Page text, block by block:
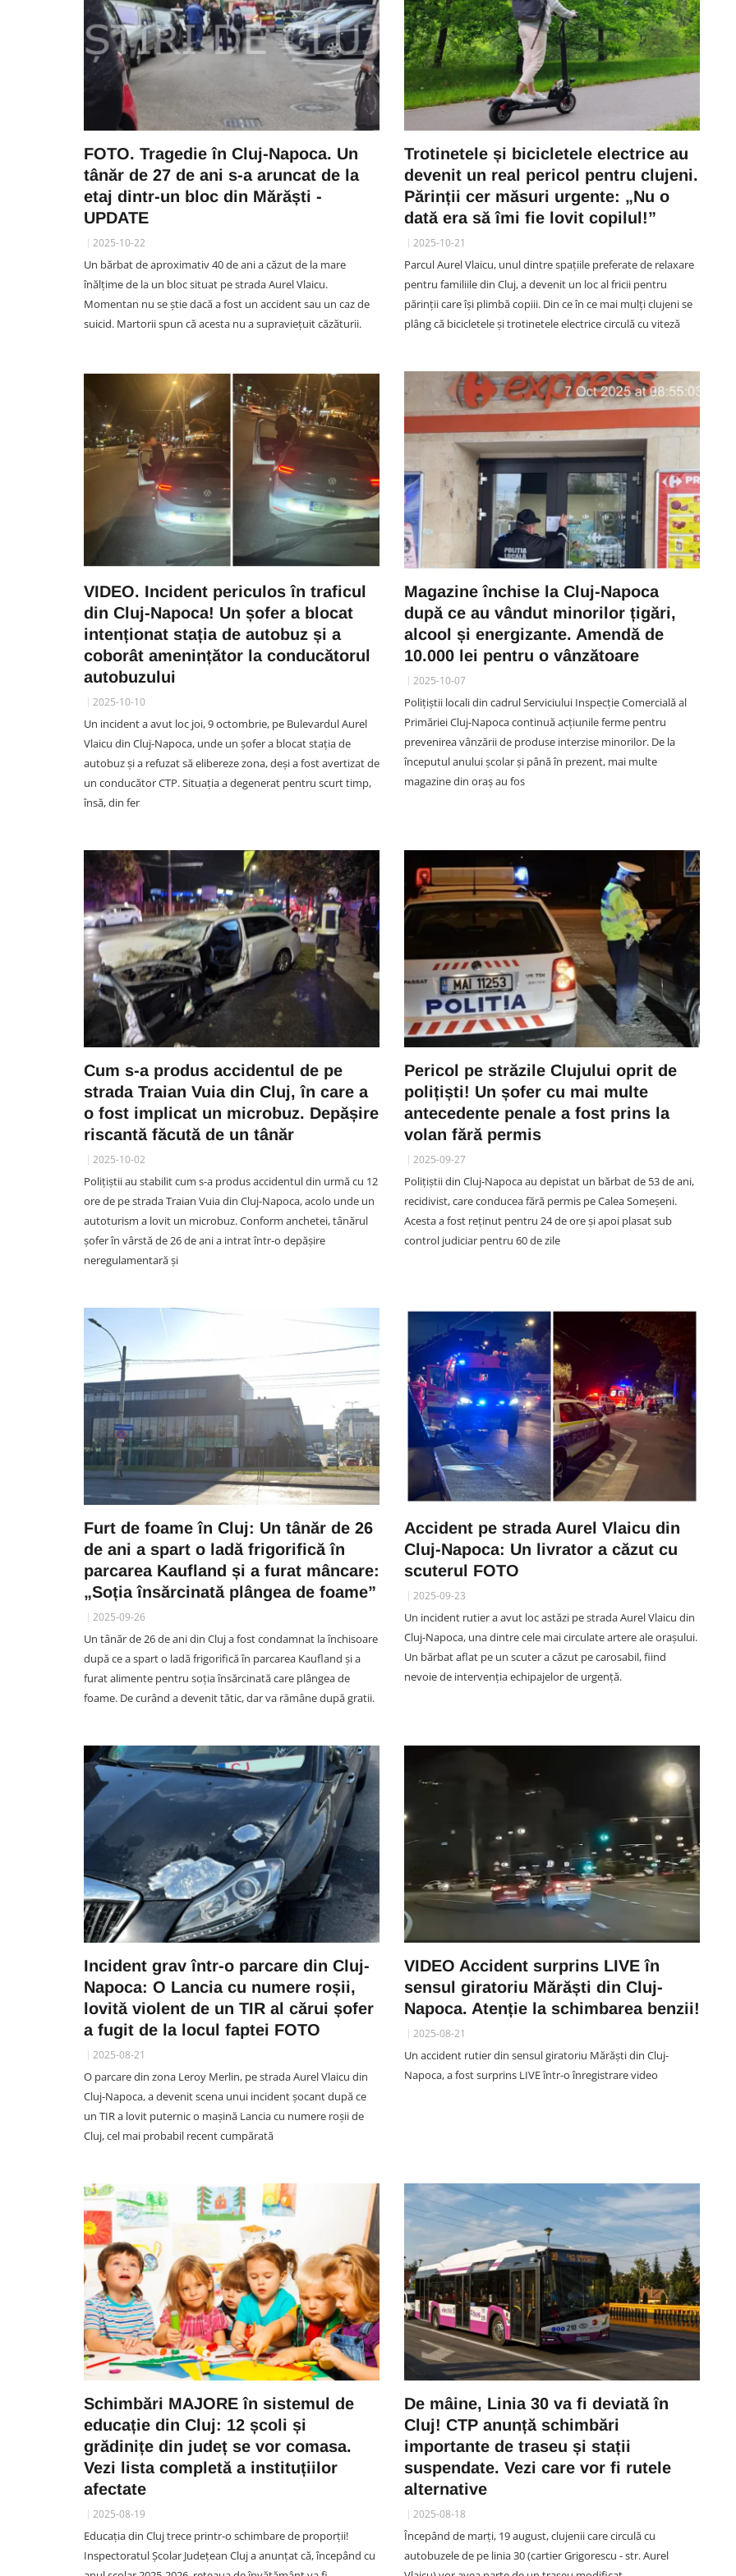
FOTO. Tragedie în Cluj-Napoca. Un
tânăr de 27 de ani s-a aruncat de la
etaj dintr-un bloc din Mărăști -
UPDATE
2025-10-22
Un bărbat de aproximativ 40 de ani a căzut de la mare
înălțime de la un bloc situat pe strada Aurel Vlaicu.
Momentan nu se știe dacă a fost un accident sau un caz de
suicid. Martorii spun că acesta nu a supraviețuit căzăturii.
Trotinetele și bicicletele electrice au
devenit un real pericol pentru clujeni.
Părinții cer măsuri urgente: „Nu o
dată era să îmi fie lovit copilul!”
2025-10-21
Parcul Aurel Vlaicu, unul dintre spațiile preferate de relaxare
pentru familiile din Cluj, a devenit un loc al fricii pentru
părinții care își plimbă copiii. Din ce în ce mai mulți clujeni se
plâng că bicicletele și trotinetele electrice circulă cu viteză
VIDEO. Incident periculos în traficul
din Cluj-Napoca! Un șofer a blocat
intenționat stația de autobuz și a
coborât amenințător la conducătorul
autobuzului
2025-10-10
Un incident a avut loc joi, 9 octombrie, pe Bulevardul Aurel
Vlaicu din Cluj-Napoca, unde un șofer a blocat stația de
autobuz și a refuzat să elibereze zona, deși a fost avertizat de
un conducător CTP. Situația a degenerat pentru scurt timp,
însă, din fer
Magazine închise la Cluj-Napoca
după ce au vândut minorilor țigări,
alcool și energizante. Amendă de
10.000 lei pentru o vânzătoare
2025-10-07
Polițiștii locali din cadrul Serviciului Inspecție Comercială al
Primăriei Cluj-Napoca continuă acțiunile ferme pentru
prevenirea vânzării de produse interzise minorilor. De la
începutul anului școlar și până în prezent, mai multe
magazine din oraș au fos
Cum s-a produs accidentul de pe
strada Traian Vuia din Cluj, în care a
o fost implicat un microbuz. Depășire
riscantă făcută de un tânăr
2025-10-02
Polițiștii au stabilit cum s-a produs accidentul din urmă cu 12
ore de pe strada Traian Vuia din Cluj-Napoca, acolo unde un
autoturism a lovit un microbuz. Conform anchetei, tânărul
șofer în vârstă de 26 de ani a intrat într-o depășire
neregulamentară și
Pericol pe străzile Clujului oprit de
polițiști! Un șofer cu mai multe
antecedente penale a fost prins la
volan fără permis
2025-09-27
Polițiștii din Cluj-Napoca au depistat un bărbat de 53 de ani,
recidivist, care conducea fără permis pe Calea Someșeni.
Acesta a fost reținut pentru 24 de ore și apoi plasat sub
control judiciar pentru 60 de zile
Furt de foame în Cluj: Un tânăr de 26
de ani a spart o ladă frigorifică în
parcarea Kaufland și a furat mâncare:
„Soția însărcinată plângea de foame”
2025-09-26
Un tânăr de 26 de ani din Cluj a fost condamnat la închisoare
după ce a spart o ladă frigorifică în parcarea Kaufland și a
furat alimente pentru soția însărcinată care plângea de
foame. De curând a devenit tătic, dar va rămâne după gratii.
Accident pe strada Aurel Vlaicu din
Cluj-Napoca: Un livrator a căzut cu
scuterul FOTO
2025-09-23
Un incident rutier a avut loc astăzi pe strada Aurel Vlaicu din
Cluj-Napoca, una dintre cele mai circulate artere ale orașului.
Un bărbat aflat pe un scuter a căzut pe carosabil, fiind
nevoie de intervenția echipajelor de urgență.
Incident grav într-o parcare din Cluj-
Napoca: O Lancia cu numere roșii,
lovită violent de un TIR al cărui șofer
a fugit de la locul faptei FOTO
2025-08-21
O parcare din zona Leroy Merlin, pe strada Aurel Vlaicu din
Cluj-Napoca, a devenit scena unui incident șocant după ce
un TIR a lovit puternic o mașină Lancia cu numere roșii de
Cluj, cel mai probabil recent cumpărată
VIDEO Accident surprins LIVE în
sensul giratoriu Mărăști din Cluj-
Napoca. Atenție la schimbarea benzii!
2025-08-21
Un accident rutier din sensul giratoriu Mărăști din Cluj-
Napoca, a fost surprins LIVE într-o înregistrare video
Schimbări MAJORE în sistemul de
educație din Cluj: 12 școli și
grădinițe din județ se vor comasa.
Vezi lista completă a instituțiilor
afectate
2025-08-19
Educația din Cluj trece printr-o schimbare de proporții!
Inspectoratul Școlar Județean Cluj a anunțat că, începând cu
De mâine, Linia 30 va fi deviată în
Cluj! CTP anunță schimbări
importante de traseu și stații
suspendate. Vezi care vor fi rutele
alternative
2025-08-18
Începând de marți, 19 august, clujenii care circulă cu
autobuzele de pe linia 30 (cartier Grigorescu - str. Aurel
DIVERTISMENT
Rectorul UMF Cluj, Anca
Buzoianu, a primit o declarație
de dragoste greu de egalat.
Vlad: „Mama, te iubesc mai mult
ca pe «U»”
UNTOLD FESTIVAL CLUJ
VIDEO. Moment de vis pentru o
fană Zara Larsson la UNTOLD
2026. Vedeta a chemat-o pe
scenă să danseze alături de ea
și i-a oferit un tricou semnat de
SOCIAL
VIDEO Furtuna a făcut ravagii în
Cluj! Acoperișul unui bloc din
Dej s-a prăbușit peste mașinile
parcate în apropiere
Acuzații de „furt la cântar” la
casă într-un supermarket din
Cluj. Clujeancă: „O lămâie m-a
costat 10 lei. Avea 200 de grame,